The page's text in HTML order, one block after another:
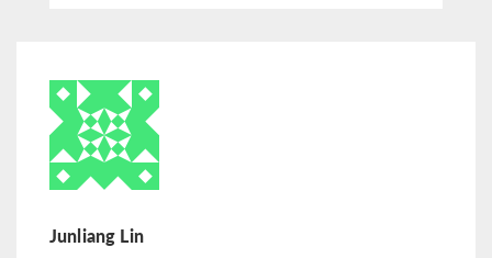
Junliang Lin